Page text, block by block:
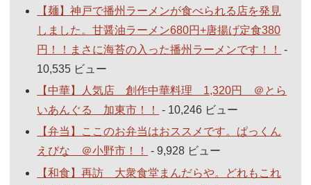
【麺】神戸で播州ラーメンが食べられる店を発見
しました。甘醤油ラーメン680円+唐揚げ定食380
円！！まさに海苔の入った播州ラーメンです！！
-
10,535 ビュー
【中華】人気店 創作中華料理 1,320円 ＠とら
いあんぐる 加東市！！
- 10,246 ビュー
【弁当】ここのお弁当はおススメです。ぱっくん
えびな ＠小野市！！
- 9,928 ビュー
【和食】再訪 大衆食堂まんだらや。どれもこれ